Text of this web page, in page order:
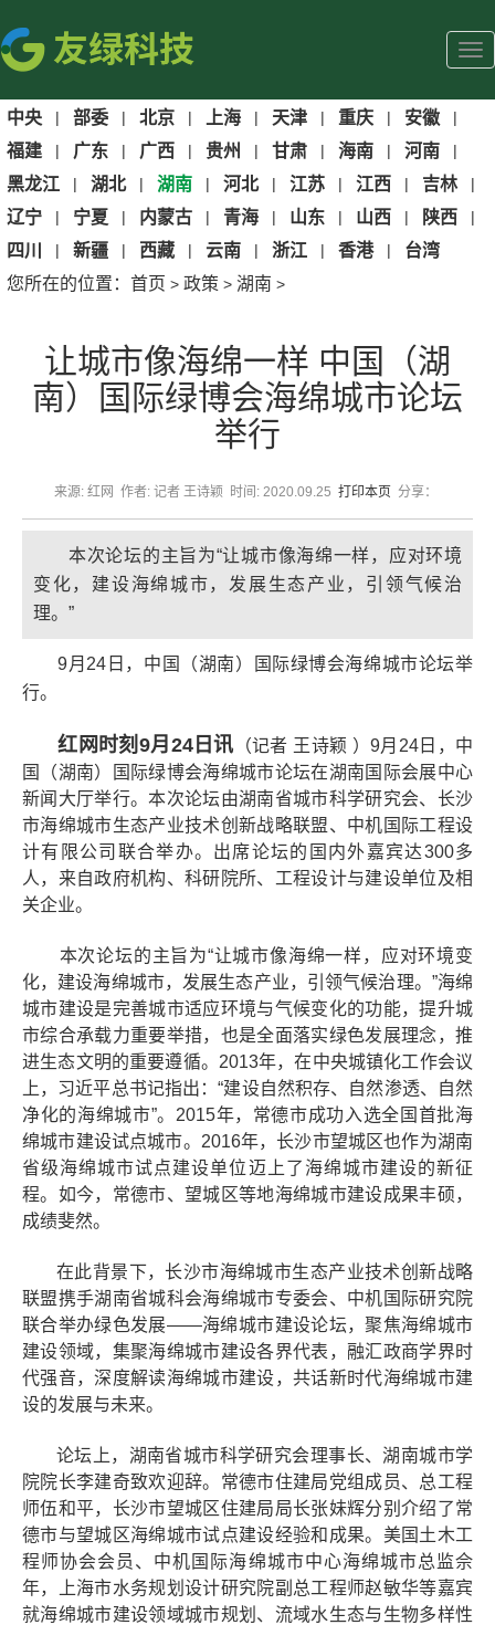
中央 | 部委 | 北京 | 上海 | 天津 | 重庆 | 安徽 |
福建 | 广东 | 广西 | 贵州 | 甘肃 | 海南 | 河南 |
黑龙江 | 湖北 | 湖南 | 河北 | 江苏 | 江西 | 吉林 |
辽宁 | 宁夏 | 内蒙古 | 青海 | 山东 | 山西 | 陕西 |
四川 | 新疆 | 西藏 | 云南 | 浙江 | 香港 |
台湾
您所在的位置： 首页 > 政策 > 湖南 >
让城市像海绵一样 中国（湖
南）国际绿博会海绵城市论坛
举行
来源: 红网 作者: 记者 王诗颖 时间: 2020.09.25 打印本页分享：
本次论坛的主旨为“让城市像海绵一样，应对环境
变化，建设海绵城市，发展生态产业，引领气候治
理。”
9月24日，中国（湖南）国际绿博会海绵城市论坛举
行。
红网时刻9月24日讯 （记者 王诗颖 ）9月24日，中
国（湖南）国际绿博会海绵城市论坛在湖南国际会展中心
新闻大厅举行。本次论坛由湖南省城市科学研究会、长沙
市海绵城市生态产业技术创新战略联盟、中机国际工程设
计有限公司联合举办。出席论坛的国内外嘉宾达300多
人，来自政府机构、科研院所、工程设计与建设单位及相
关企业。
本次论坛的主旨为“让城市像海绵一样，应对环境变
化，建设海绵城市，发展生态产业，引领气候治理。”海绵
城市建设是完善城市适应环境与气候变化的功能，提升城
市综合承载力重要举措，也是全面落实绿色发展理念，推
进生态文明的重要遵循。2013年，在中央城镇化工作会议
上，习近平总书记指出：“建设自然积存、自然渗透、自然
净化的海绵城市”。2015年，常德市成功入选全国首批海
绵城市建设试点城市。2016年，长沙市望城区也作为湖南
省级海绵城市试点建设单位迈上了海绵城市建设的新征
程。如今，常德市、望城区等地海绵城市建设成果丰硕，
成绩斐然。
在此背景下，长沙市海绵城市生态产业技术创新战略
联盟携手湖南省城科会海绵城市专委会、中机国际研究院
联合举办绿色发展——海绵城市建设论坛，聚焦海绵城市
建设领域，集聚海绵城市建设各界代表，融汇政商学界时
代强音，深度解读海绵城市建设，共话新时代海绵城市建
设的发展与未来。
论坛上，湖南省城市科学研究会理事长、湖南城市学
院院长李建奇致欢迎辞。常德市住建局党组成员、总工程
师伍和平，长沙市望城区住建局局长张妹辉分别介绍了常
德市与望城区海绵城市试点建设经验和成果。美国土木工
程师协会会员、中机国际海绵城市中心海绵城市总监佘
年，上海市水务规划设计研究院副总工程师赵敏华等嘉宾
就海绵城市建设领域城市规划、流域水生态与生物多样性